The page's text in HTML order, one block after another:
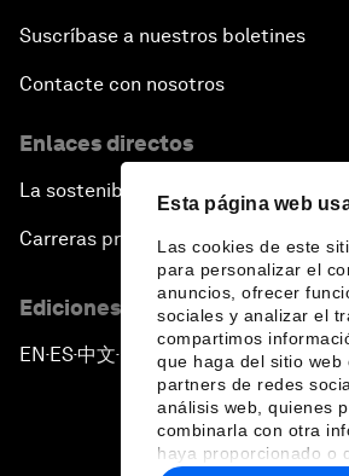
Esta página web
Las cookies de este
para personalizar el
anuncios, ofrecer
sociales y analizar el
compartimos
que haga del sitio web
partners de redes
análisis web, quienes
combinarla con otra
haya proporcionado o
Suscríbase a nuestros boletines
Contacte con nosotros
Enlaces directos
La sostenibilidad en el Foro
Carreras profesionales
Ediciones en otros idiomas
EN ▪ES▪中文▪ 日本語